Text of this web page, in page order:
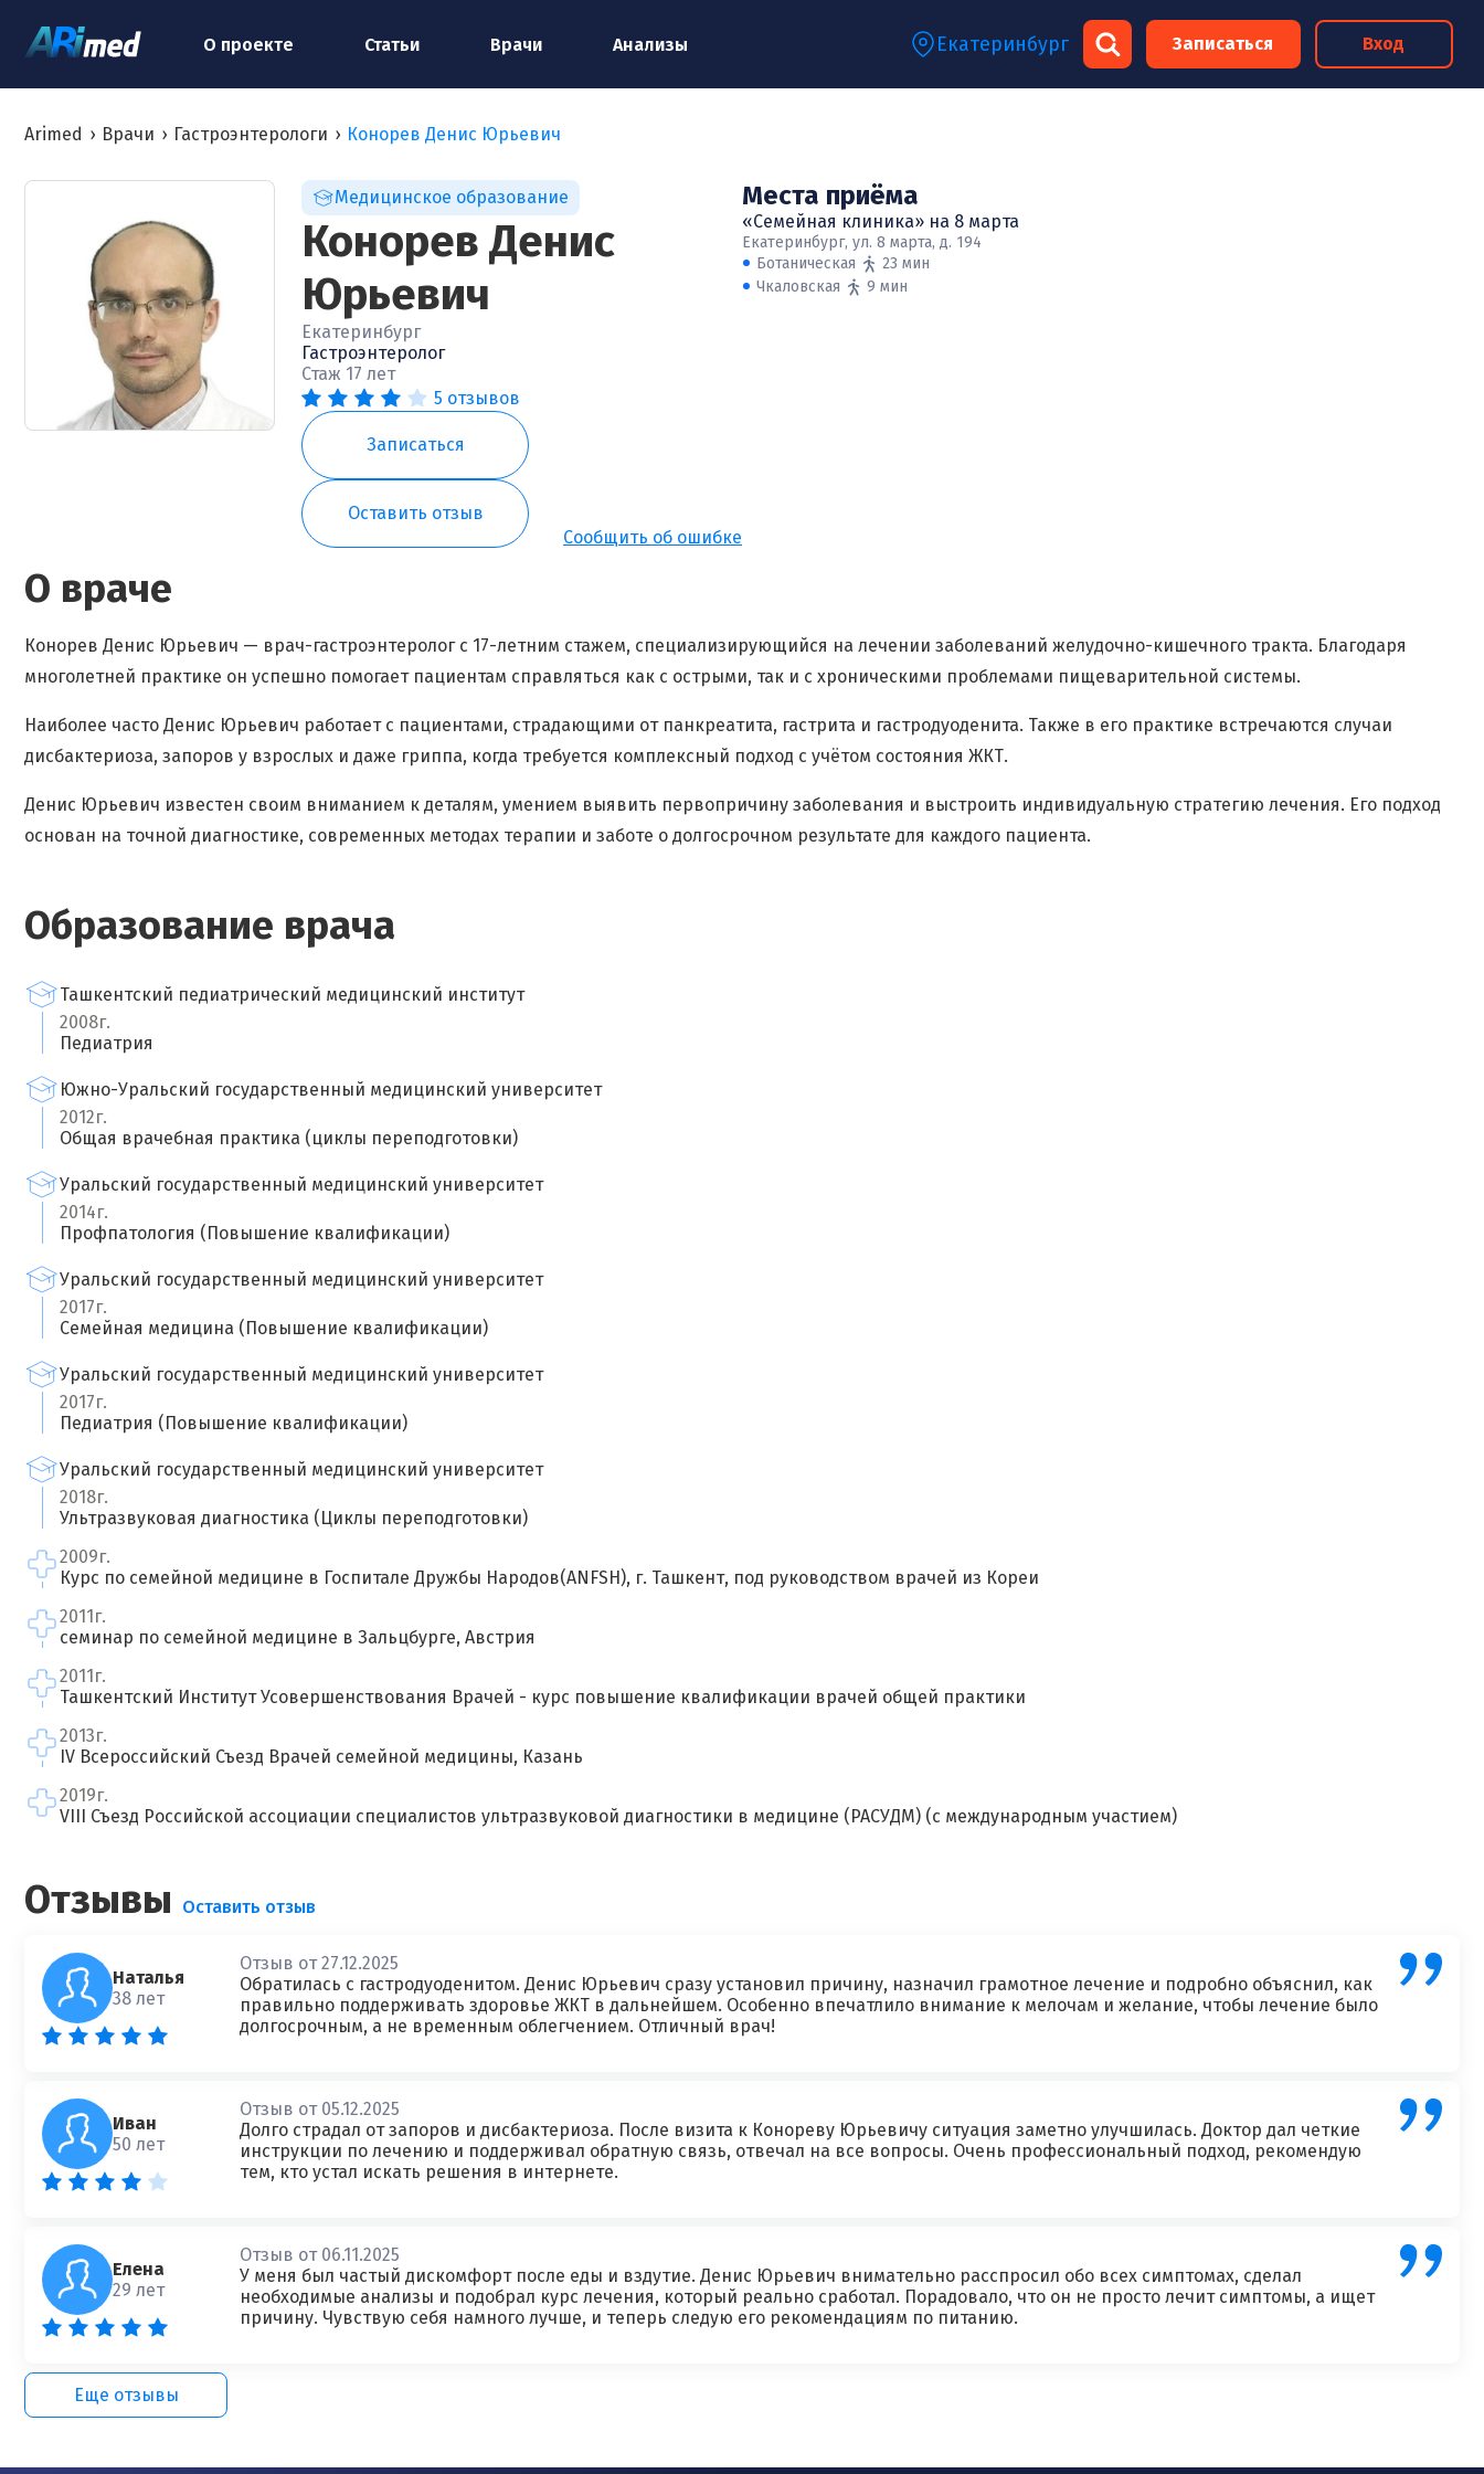
О проекте Статьи Врачи Анализы Екатеринбург Записаться Вход
Arimed › Врачи › Гастроэнтерологи › Конорев Денис Юрьевич
Медицинское образование
Конорев Денис
Юрьевич
Екатеринбург
Гастроэнтеролог
Стаж 17 лет
5 отзывов
Записаться
Оставить отзыв
Сообщить об ошибке
Места приёма
«Семейная клиника» на 8 марта
Екатеринбург, ул. 8 марта, д. 194
Ботаническая
23 мин
Чкаловская
9 мин
О враче
Конорев Денис Юрьевич — врач-гастроэнтеролог с 17-летним стажем, специализирующийся на лечении заболеваний желудочно-кишечного тракта. Благодаря
многолетней практике он успешно помогает пациентам справляться как с острыми, так и с хроническими проблемами пищеварительной системы.
Наиболее часто Денис Юрьевич работает с пациентами, страдающими от панкреатита, гастрита и гастродуоденита. Также в его практике встречаются случаи
дисбактериоза, запоров у взрослых и даже гриппа, когда требуется комплексный подход с учётом состояния ЖКТ.
Денис Юрьевич известен своим вниманием к деталям, умением выявить первопричину заболевания и выстроить индивидуальную стратегию лечения. Его подход
основан на точной диагностике, современных методах терапии и заботе о долгосрочном результате для каждого пациента.
Образование врача
Ташкентский педиатрический медицинский институт
2008г.
Педиатрия
Южно-Уральский государственный медицинский университет
2012г.
Общая врачебная практика (циклы переподготовки)
Уральский государственный медицинский университет
2014г.
Профпатология (Повышение квалификации)
Уральский государственный медицинский университет
2017г.
Семейная медицина (Повышение квалификации)
Уральский государственный медицинский университет
2017г.
Педиатрия (Повышение квалификации)
Уральский государственный медицинский университет
2018г.
Ультразвуковая диагностика (Циклы переподготовки)
2009г.
Курс по семейной медицине в Госпитале Дружбы Народов(ANFSH), г. Ташкент, под руководством врачей из Кореи
2011г.
семинар по семейной медицине в Зальцбурге, Австрия
2011г.
Ташкентский Институт Усовершенствования Врачей - курс повышение квалификации врачей общей практики
2013г.
IV Всероссийский Съезд Врачей семейной медицины, Казань
2019г.
VIII Съезд Российской ассоциации специалистов ультразвуковой диагностики в медицине (РАСУДМ) (с международным участием)
Отзывы Оставить отзыв
Наталья
38 лет
Отзыв от 27.12.2025
Обратилась с гастродуоденитом. Денис Юрьевич сразу установил причину, назначил грамотное лечение и подробно объяснил, как
правильно поддерживать здоровье ЖКТ в дальнейшем. Особенно впечатлило внимание к мелочам и желание, чтобы лечение было
долгосрочным, а не временным облегчением. Отличный врач!
Иван
50 лет
Отзыв от 05.12.2025
Долго страдал от запоров и дисбактериоза. После визита к Конореву Юрьевичу ситуация заметно улучшилась. Доктор дал четкие
инструкции по лечению и поддерживал обратную связь, отвечал на все вопросы. Очень профессиональный подход, рекомендую
тем, кто устал искать решения в интернете.
Елена
29 лет
Отзыв от 06.11.2025
У меня был частый дискомфорт после еды и вздутие. Денис Юрьевич внимательно расспросил обо всех симптомах, сделал
необходимые анализы и подобрал курс лечения, который реально сработал. Порадовало, что он не просто лечит симптомы, а ищет
причину. Чувствую себя намного лучше, и теперь следую его рекомендациям по питанию.
Еще отзывы
×
Запишитесь на консультацию к
специалисту
Ваш e-mail:*
×
Спасибо, ваш отзыв на рассмотрении!
Отзыв о враче*
Я согласен на обработку моих персональных данных